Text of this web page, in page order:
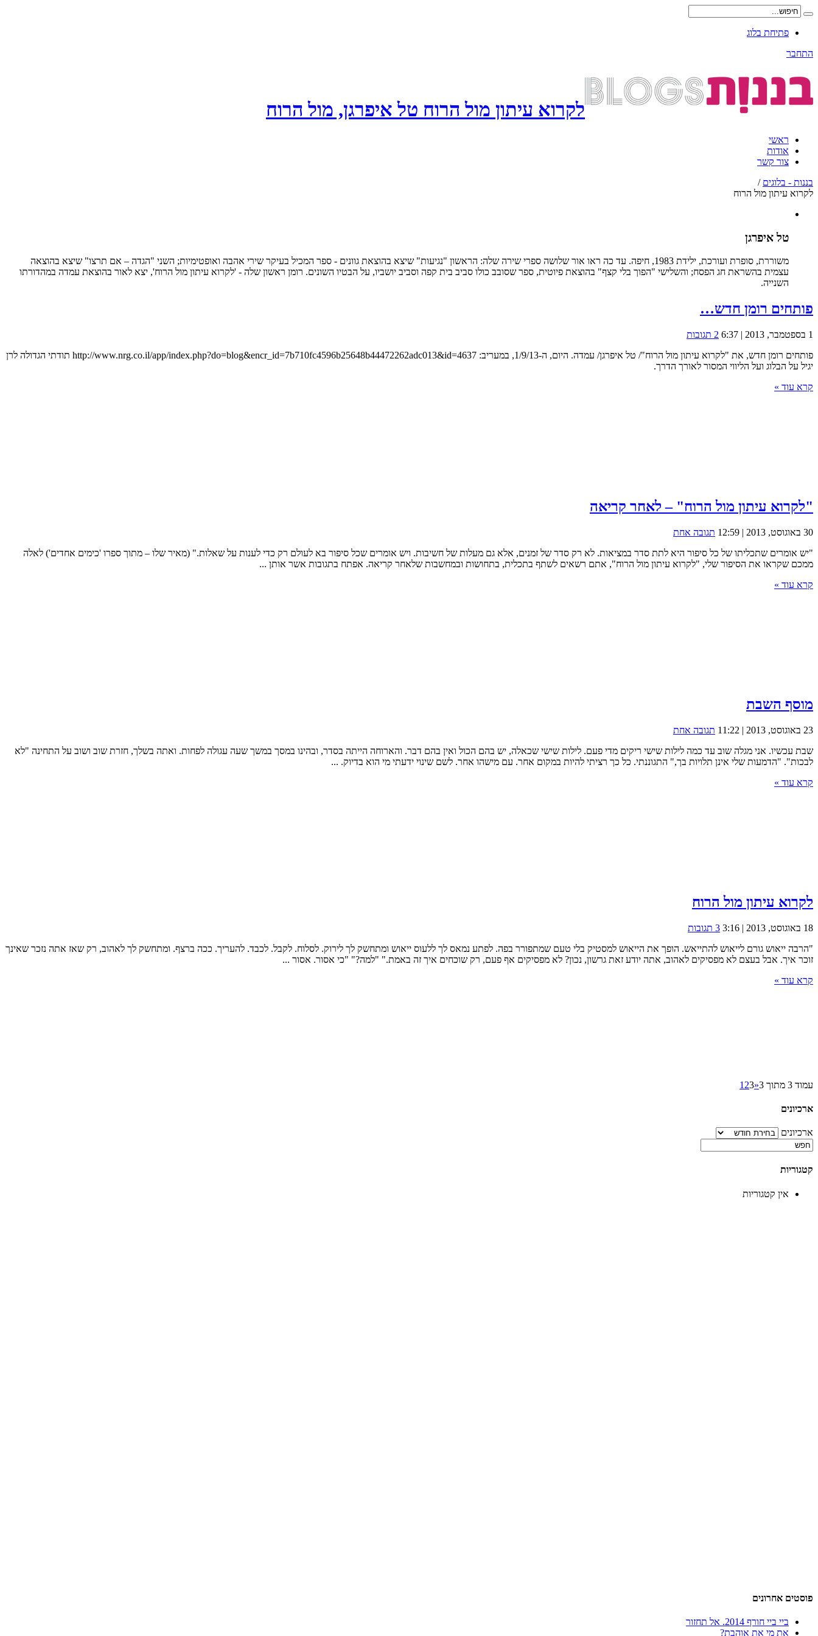
פתיחת בלוג
התחבר
לקרוא עיתון מול הרוח טל איפרגן, מול הרוח
ראשי
אודות
צור קשר
בננות - בלוגים /
לקרוא עיתון מול הרוח
טל איפרגן
משוררת, סופרת ועורכת, ילידת 1983, חיפה. עד כה ראו אור שלושה ספרי שירה שלה: הראשון "נגיעות" שיצא בהוצאת גוונים - ספר המכיל בעיקר שירי אהבה ואופטימיות; השני "הגדה – אם תרצו" שיצא בהוצאה
עצמית בהשראת חג הפסח; והשלישי "הפוך בלי קצף" בהוצאת פיוטית, ספר שסובב כולו סביב בית קפה וסביב יושביו, על הבטיו השונים. רומן ראשון שלה - 'לקרוא עיתון מול הרוח', יצא לאור בהוצאת עמדה במהדורתו
השנייה.
פותחים רומן חדש…
1 בספטמבר, 2013 | 6:37
2 תגובות
פותחים רומן חדש, את "לקרוא עיתון מול הרוח"/ טל איפרגן/ עמדה. היום, ה-1/9/13, במעריב: http://www.nrg.co.il/app/index.php?do=blog&encr_id=7b710fc4596b25648b44472262adc013&id=4637 תודתי הגדולה לרן
יגיל על הבלוג ועל הליווי המסור לאורך הדרך.
קרא עוד »
"לקרוא עיתון מול הרוח" – לאחר קריאה
30 באוגוסט, 2013 | 12:59
תגובה אחת
"יש אומרים שתכליתו של כל סיפור היא לתת סדר במציאות. לא רק סדר של זמנים, אלא גם מעלות של חשיבות. ויש אומרים שכל סיפור בא לעולם רק כדי לענות על שאלות." (מאיר שלו – מתוך ספרו 'כימים אחדים') לאלה
ממכם שקראו את הסיפור שלי, "לקרוא עיתון מול הרוח", אתם רשאים לשתף בתכלית, בתחושות ובמחשבות שלאחר קריאה. אפתח בתגובות אשר אותן ...
קרא עוד »
מוסף השבת
23 באוגוסט, 2013 | 11:22
תגובה אחת
שבת עכשיו. אני מגלה שוב עד כמה לילות שישי ריקים מדי פעם. לילות שישי שכאלה, יש בהם הכול ואין בהם דבר. והארוחה הייתה בסדר, ובהינו במסך במשך שעה עגולה לפחות. ואתה בשלך, חזרת שוב ושוב על התחינה "לא
לבכות". "הדמעות שלי אינן תלויות בך," התגוננתי. כל כך רציתי להיות במקום אחר. עם מישהו אחר. לשם שינוי ידעתי מי הוא בדיוק. ...
קרא עוד »
לקרוא עיתון מול הרוח
18 באוגוסט, 2013 | 3:16
3 תגובות
"הרבה ייאוש גורם לייאוש להתייאש. הופך את הייאוש למסטיק בלי טעם שמתפורר בפה. לפתע נמאס לך ללעוס ייאוש ומתחשק לך לירוק. לסלוח. לקבל. לכבד. להעריך. ככה ברצף. ומתחשק לך לאהוב, רק שאז אתה נזכר שאינך
זוכר איך. אבל בעצם לא מפסיקים לאהוב, אתה יודע זאת גרשון, נכון? לא מפסיקים אף פעם, רק שוכחים איך זה באמת." "למה?" "כי אסור. אסור ...
קרא עוד »
עמוד 3 מתוך 3 «
1 23
ארכיונים
ארכיונים
קטגוריות
אין קטגוריות
פוסטים אחרונים
ביי ביי חורף 2014. אל תחזור
את מי את אוהבת?